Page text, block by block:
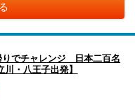
りでチャレンジ 日本二百名
・八王子出発】